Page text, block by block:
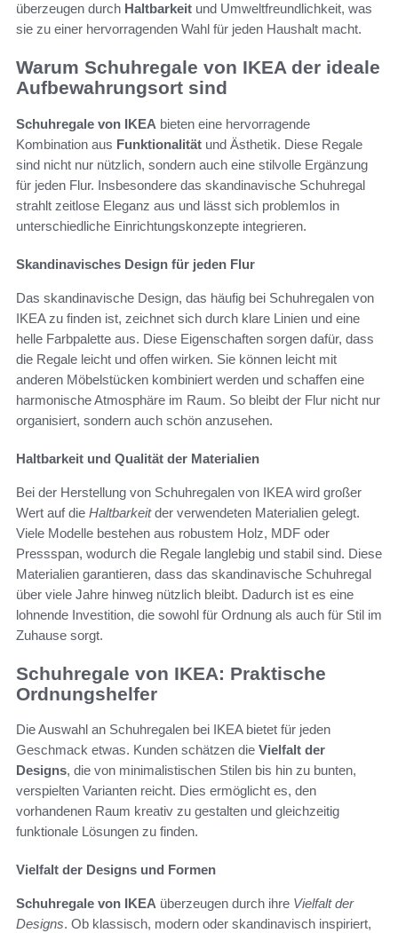
überzeugen durch Haltbarkeit und Umweltfreundlichkeit, was
sie zu einer hervorragenden Wahl für jeden Haushalt macht.
Warum Schuhregale von IKEA der ideale
Aufbewahrungsort sind
Schuhregale von IKEA bieten eine hervorragende
Kombination aus Funktionalität und Ästhetik. Diese Regale
sind nicht nur nützlich, sondern auch eine stilvolle Ergänzung
für jeden Flur. Insbesondere das skandinavische Schuhregal
strahlt zeitlose Eleganz aus und lässt sich problemlos in
unterschiedliche Einrichtungskonzepte integrieren.
Skandinavisches Design für jeden Flur
Das skandinavische Design, das häufig bei Schuhregalen von
IKEA zu finden ist, zeichnet sich durch klare Linien und eine
helle Farbpalette aus. Diese Eigenschaften sorgen dafür, dass
die Regale leicht und offen wirken. Sie können leicht mit
anderen Möbelstücken kombiniert werden und schaffen eine
harmonische Atmosphäre im Raum. So bleibt der Flur nicht nur
organisiert, sondern auch schön anzusehen.
Haltbarkeit und Qualität der Materialien
Bei der Herstellung von Schuhregalen von IKEA wird großer
Wert auf die Haltbarkeitder verwendeten Materialien gelegt.
Viele Modelle bestehen aus robustem Holz, MDF oder
Pressspan, wodurch die Regale langlebig und stabil sind. Diese
Materialien garantieren, dass das skandinavische Schuhregal
über viele Jahre hinweg nützlich bleibt. Dadurch ist es eine
lohnende Investition, die sowohl für Ordnung als auch für Stil im
Zuhause sorgt.
Schuhregale von IKEA: Praktische
Ordnungshelfer
Die Auswahl an Schuhregalen bei IKEA bietet für jeden
Geschmack etwas. Kunden schätzen die Vielfalt der
Designs, die von minimalistischen Stilen bis hin zu bunten,
verspielten Varianten reicht. Dies ermöglicht es, den
vorhandenen Raum kreativ zu gestalten und gleichzeitig
funktionale Lösungen zu finden.
Vielfalt der Designs und Formen
Schuhregale von IKEA überzeugen durch ihre Vielfalt der
Designs. Ob klassisch, modern oder skandinavisch inspiriert,